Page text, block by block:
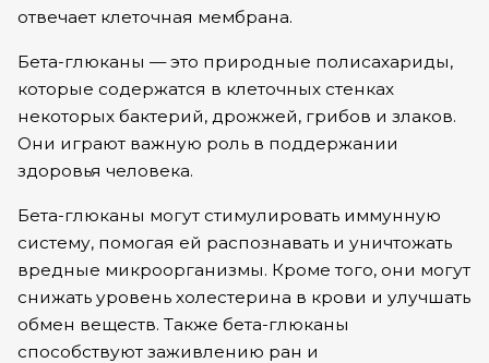
отвечает клеточная мембрана.
Бета-глюканы — это природные полисахариды,
которые содержатся в клеточных стенках
некоторых бактерий, дрожжей, грибов и злаков.
Они играют важную роль в поддержании
здоровья человека.
Бета-глюканы могут стимулировать иммунную
систему, помогая ей распознавать и уничтожать
вредные микроорганизмы. Кроме того, они могут
снижать уровень холестерина в крови и улучшать
обмен веществ. Также бета-глюканы
способствуют заживлению ран и